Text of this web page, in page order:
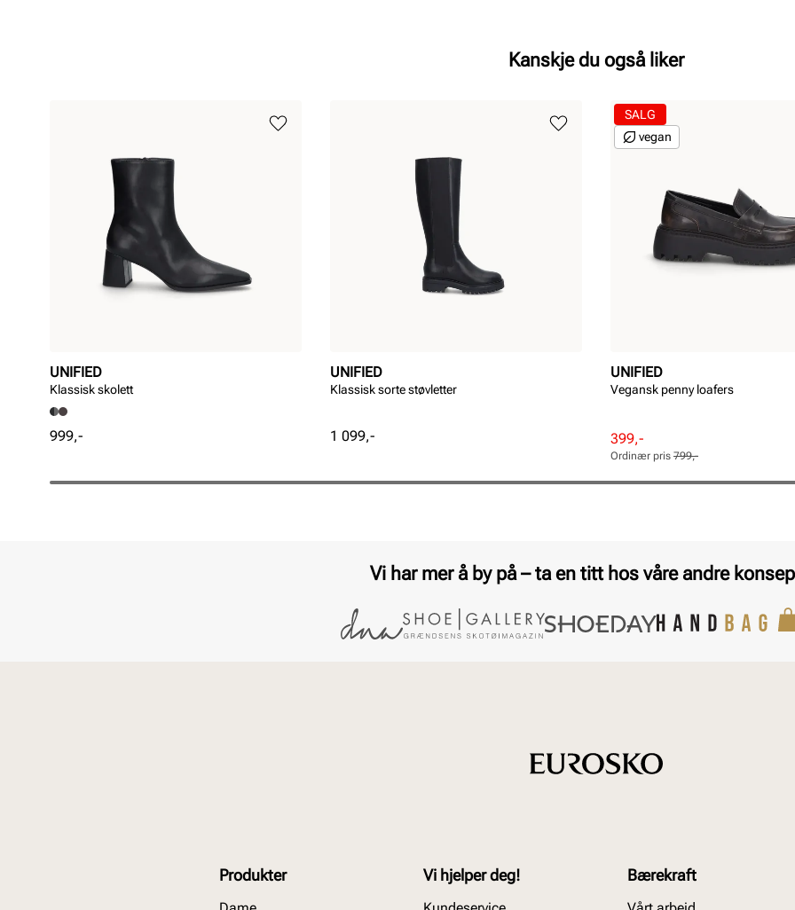
Kanskje du også liker
UNIFIED
Klassisk skolett
Pris
999,-
UNIFIED
Klassisk sorte støvletter
Pris
1 099,-
UNIFIED
Vegansk penny loafers
Rabattert
pris
Pris
399,-
Ordinær
pris
Pris
Ordinær pris 799,-
SALG
vegan
Vi har mer å by på – ta en titt hos våre andre
Produkter Vi hjelper deg! Bærekraft